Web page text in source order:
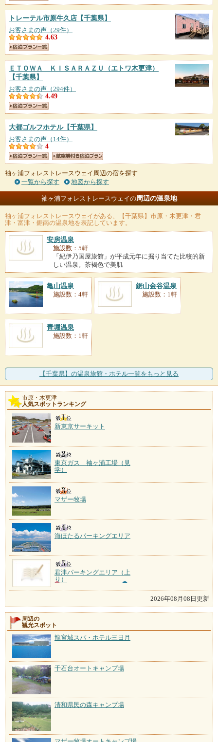
トレーテル市原牛久店 【千葉県】
お客さまの声（29件）
4.63
ＥＴＯＷＡ ＫＩＳＡＲＡＺＵ（エトワ木更津）
【千葉県】
お客さまの声（294件）
4.49
大都ゴルフホテル【千葉県】
お客さまの声（14件）
4
袖ヶ浦フォレストレースウェイ周辺の宿を探す
一覧から探す
地図から探す
袖ヶ浦フォレストレースウェイの周辺の温泉地
袖ヶ浦フォレストレースウェイ がある、【千葉県】市原・木更津・君
津・富津・鋸南の温泉地を表記しています。
安房温泉
施設数：5軒
「紀伊乃国屋旅館」が平成元年に掘り当てた比較的新
しい温泉。茶褐色で美肌
亀山温泉
施設数：4軒
鋸山金谷温泉
施設数：1軒
青堀温泉
施設数：1軒
【千葉県】の温泉旅館・ホテル一覧をもっと見る
市原・木更津
人気スポットランキング
新東京サーキット
東京ガス 袖ヶ浦工場（見
学）
マザー牧場
海ほたるパーキングエリア
君津パーキングエリア（上
り）
2026年08月08日更新
周辺の
観光スポット
龍宮城スパ・ホテル三日月
千石台オートキャンプ場
清和県民の森キャンプ場